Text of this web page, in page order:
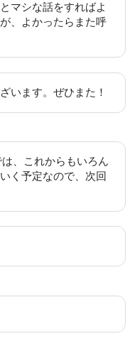
マシな話をすればよ
、よかったらまた呼
います。ぜひまた！
は、これからもいろん
く予定なので、次回